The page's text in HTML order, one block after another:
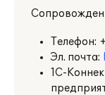
ПЛАН
В
Телефон:
Эл. почта:
1С-